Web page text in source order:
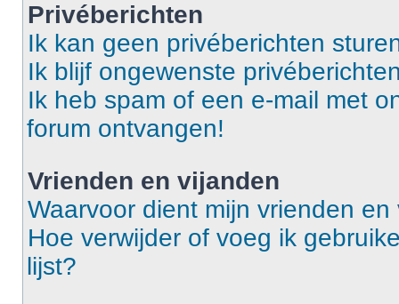
Privéberichten
Ik kan geen privéberichten
Ik blijf ongewenste
Ik heb spam of een e-mail met
forum ontvangen!
Vrienden en vijanden
Waarvoor dient mijn vrienden en
Hoe verwijder of voeg ik
lijst?